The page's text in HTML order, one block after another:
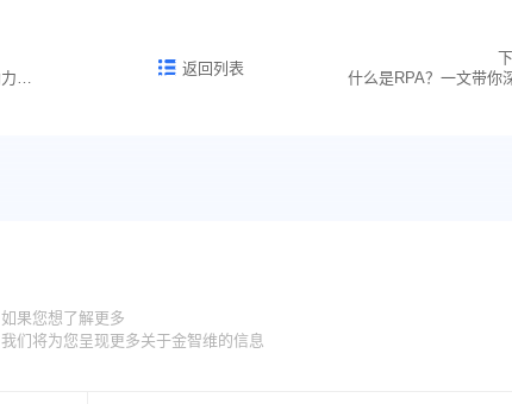
金智维RPA技术如何助力传统行业数字化转型
返回列表
如果您想了解更多
我们将为您呈现更多关于金智维的信息